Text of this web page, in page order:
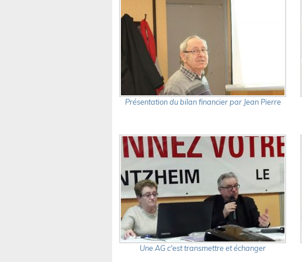
Présentation du bilan financier par Jean Pierre
Une AG c'est transmettre et échanger